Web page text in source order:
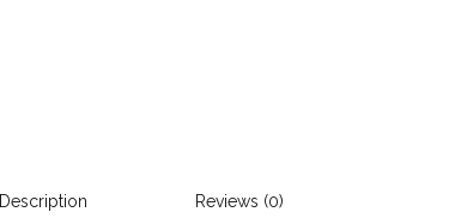
Description Reviews (0)